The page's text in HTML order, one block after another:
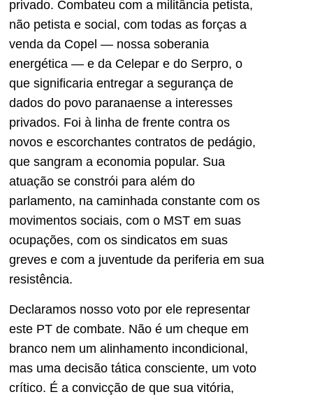
privado. Combateu com a militância petista,
não petista e social, com todas as forças a
venda da Copel — nossa soberania
energética — e da Celepar e do Serpro, o
que significaria entregar a segurança de
dados do povo paranaense a interesses
privados. Foi à linha de frente contra os
novos e escorchantes contratos de pedágio,
que sangram a economia popular. Sua
atuação se constrói para além do
parlamento, na caminhada constante com os
movimentos sociais, com o MST em suas
ocupações, com os sindicatos em suas
greves e com a juventude da periferia em sua
resistência.
Declaramos nosso voto por ele representar
este PT de combate. Não é um cheque em
branco nem um alinhamento incondicional,
mas uma decisão tática consciente, um voto
crítico. É a convicção de que sua vitória,